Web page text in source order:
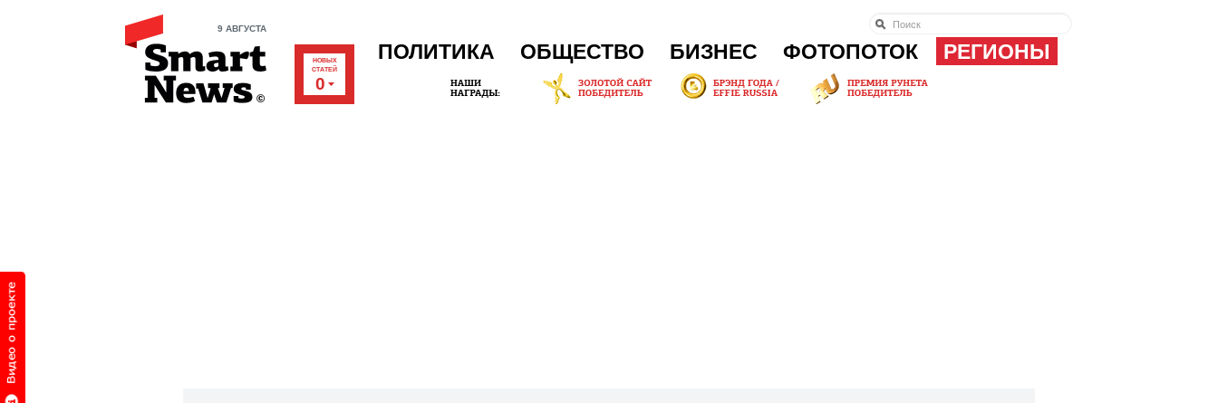
9 АВГУСТА
НОВЫХ
СТАТЕЙ
0
ПОЛИТИКА ОБЩЕСТВО БИЗНЕС ФОТОПОТОК РЕГИОНЫ